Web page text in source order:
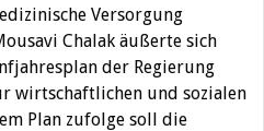
Versorgung
Chalak äußerte sich
der Regierung
wirtschaftlichen und sozialen
Plan zufolge soll die